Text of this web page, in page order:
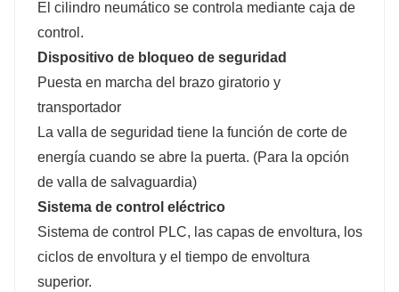
El cilindro neumático se controla mediante caja de
control.
Dispositivo de bloqueo de seguridad
Puesta en marcha del brazo giratorio y
transportador
La valla de seguridad tiene la función de corte de
energía cuando se abre la puerta. (Para la opción
de valla de salvaguardia)
Sistema de control eléctrico
Sistema de control PLC, las capas de envoltura, los
ciclos de envoltura y el tiempo de envoltura
superior.